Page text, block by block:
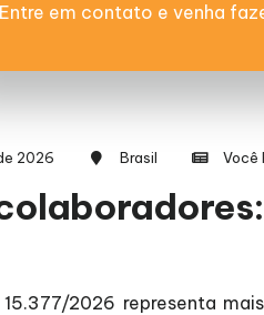
Entre em contato e venha
2026 Brasil Você
2026 representa